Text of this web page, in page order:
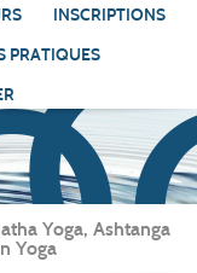
INSCRIPTIONS
PRATIQUES
Yoga, Ashtanga
Yoga